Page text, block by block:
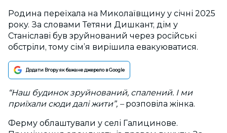
Родина переїхала на Миколаївщину у січні 2025
року. За словами Тетяни Дишкант, дім у
Станіславі був зруйнований через російські
обстріли, тому сім’я вирішила евакуюватися.
Додати Вгору як бажане джерело в Google
“Наш будинок зруйнований, спалений. І ми
приїхали сюди далі жити”, –розповіла жінка.
Ферму облаштували у селі Галицинове.